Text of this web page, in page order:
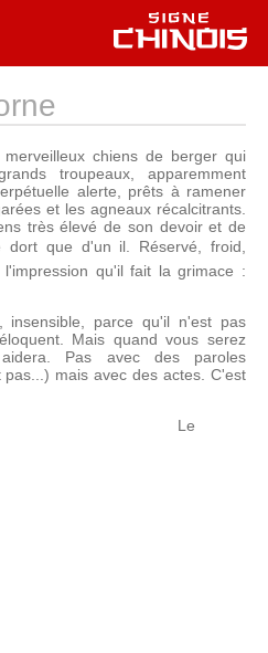
chiens de berger qui
troupeaux, apparemment
alerte, prêts à ramener
et les agneaux récalcitrants.
très élevé de son devoir et de
que d'un il. Réservé, froid,
qu'il fait la grimace :
insensible, parce qu'il n'est pas
Mais quand vous serez
Pas avec des paroles
mais avec des actes. C'est
Le